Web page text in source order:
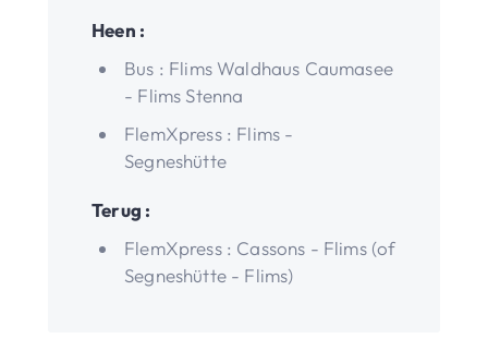
Heen :
Bus : Flims Waldhaus Caumasee
- Flims Stenna
FlemXpress : Flims -
Segneshütte
Terug :
FlemXpress : Cassons - Flims (of
Segneshütte - Flims)